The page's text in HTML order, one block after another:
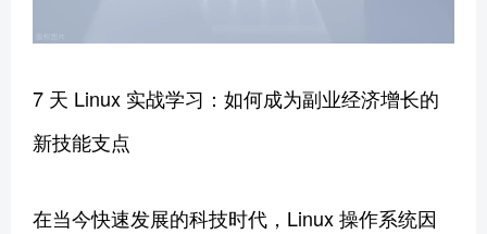
7 天 Linux 实战学习：如何成为副业经济增长的
新技能支点
在当今快速发展的科技时代，Linux 操作系统因